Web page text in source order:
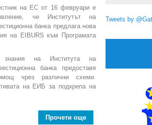
на ЕС от 16 февруари е
че Институтът на
банка предлага нова
на EIBURS към Програмата
знания на Института на
банка предоставя
чрез различни схеми.
на ЕИБ за подкрепа на
Прочети още about Покана за
Tweets by